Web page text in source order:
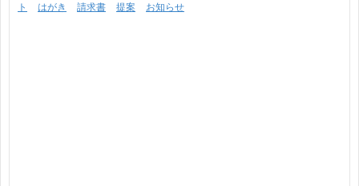
ト
はがき 請求書 提案 お知らせ